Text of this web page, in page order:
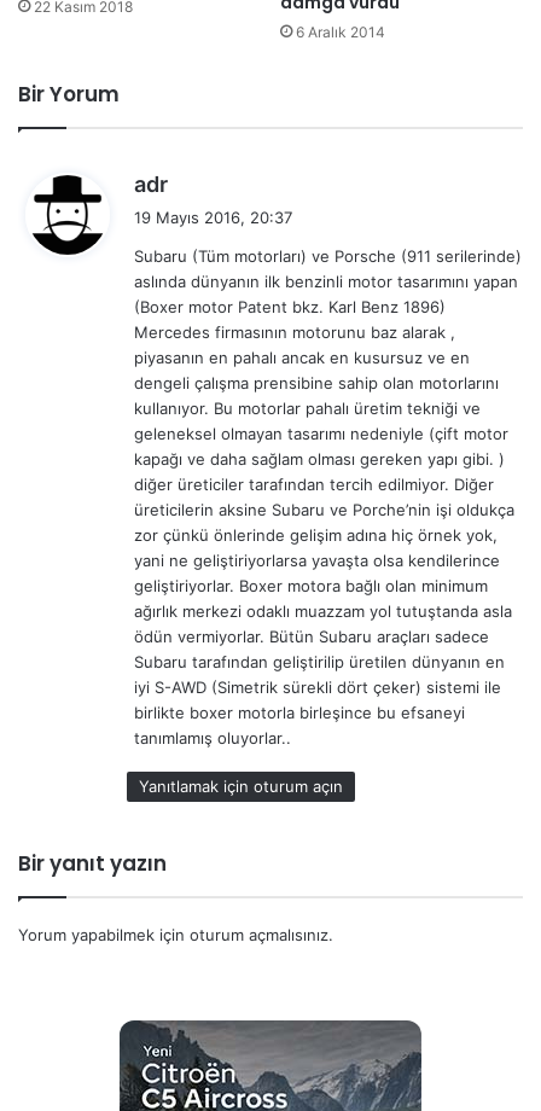
22 Kasım 2018
6 Aralık 2014
Bir Yorum
adr
i
k
i
:
19 Mayıs 2016, 20:37
Subaru (Tüm motorları) ve Porsche (911 serilerinde)
aslında dünyanın ilk benzinli motor tasarımını yapan
(Boxer motor Patent bkz. Karl Benz 1896)
Mercedes firmasının motorunu baz alarak ,
piyasanın en pahalı ancak en kusursuz ve en
dengeli çalışma prensibine sahip olan motorlarını
kullanıyor. Bu motorlar pahalı üretim tekniği ve
geleneksel olmayan tasarımı nedeniyle (çift motor
kapağı ve daha sağlam olması gereken yapı gibi. )
diğer üreticiler tarafından tercih edilmiyor. Diğer
üreticilerin aksine Subaru ve Porche’nin işi oldukça
zor çünkü önlerinde gelişim adına hiç örnek yok,
yani ne geliştiriyorlarsa yavaşta olsa kendilerince
geliştiriyorlar. Boxer motora bağlı olan minimum
ağırlık merkezi odaklı muazzam yol tutuştanda asla
ödün vermiyorlar. Bütün Subaru araçları sadece
Subaru tarafından geliştirilip üretilen dünyanın en
iyi S-AWD (Simetrik sürekli dört çeker) sistemi ile
birlikte boxer motorla birleşince bu efsaneyi
tanımlamış oluyorlar..
Yanıtlamak için oturum açın
Bir yanıt yazın
Yorum yapabilmek için oturum açmalısınız.